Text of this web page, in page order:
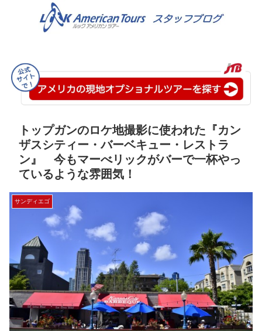
トップガンのロケ地撮影に使われた『カン
ザスシティー・バーベキュー・レストラ
ン』 今もマーべリックがバーで一杯やっ
ているような雰囲気！
サンディエゴ